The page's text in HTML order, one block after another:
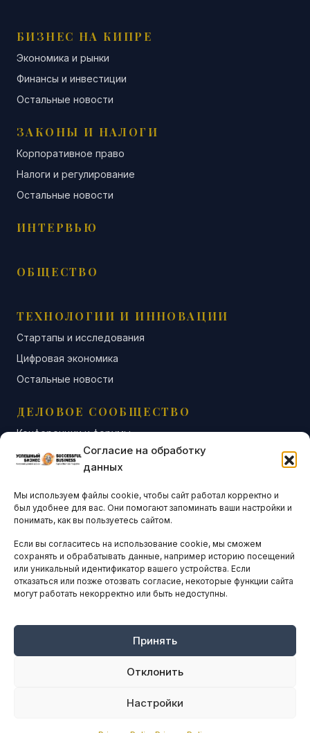
Согласие на обработку
данных
Мы используем файлы cookie, чтобы сайт работал корректно и
был удобнее для вас. Они помогают запоминать ваши настройки и
понимать, как вы пользуетесь сайтом.
Если вы согласитесь на использование cookie, мы сможем
сохранять и обрабатывать данные, например историю посещений
или уникальный идентификатор вашего устройства. Если
отказаться или позже отозвать согласие, некоторые функции сайта
могут работать некорректно или быть недоступны.
Принять
Отклонить
Настройки
БИЗНЕС НА КИПРЕ
Экономика и рынки
Финансы и инвестиции
Остальные новости
ЗАКОНЫ И НАЛОГИ
Корпоративное право
Налоги и регулирование
Остальные новости
ИНТЕРВЬЮ
ОБЩЕСТВО
ТЕХНОЛОГИИ И ИННОВАЦИИ
Стартапы и исследования
Цифровая экономика
Остальные новости
ДЕЛОВОЕ СООБЩЕСТВО
Конференции и форумы
Бизнес-клубы и ассоциации
Остальные новости
АНАЛИТИКА И СТАТИСТИКА
ARTICLES IN ENGLISH
НАВИГАЦИЯ
Оплата онлайн